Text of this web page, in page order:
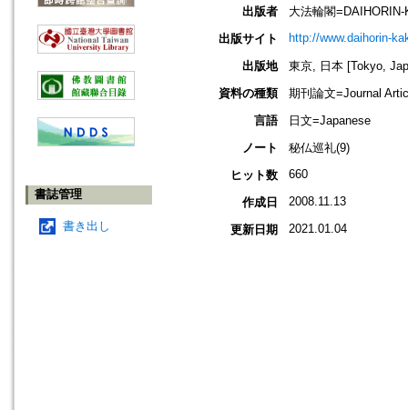
書誌管理
書き出し
出版者
大法輪閣=DAIHORIN-
出版サイト
http://www.daihorin-
出版地
東京, 日本 [Tokyo,
資料の種類
期刊論文=Journal
言語
日文=Japanese
ノート
秘仏巡礼(9)
ヒット数
660
作成日 2008.11.13
更新日期 2021.01.04